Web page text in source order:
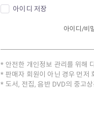
아이디 저장
아이디/비
안전한 개인정보 관리를 위해
판매자 회원이 아닌 경우 먼저
도서, 전집, 음반 DVD의 중고